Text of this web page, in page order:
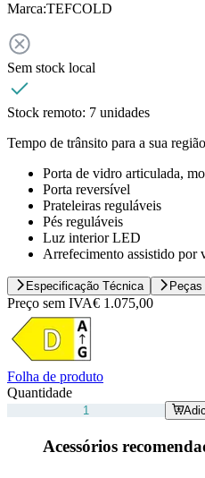
Marca:TEFCOLD
Sem stock local
Stock remoto: 7 unidades
Tempo de trânsito para a sua
Porta de vidro articulada,
Porta reversível
Prateleiras reguláveis
Pés reguláveis
Luz interior LED
Arrefecimento assistido por
Especificação Técnica
Preço sem IVA€ 1.075,00
Folha de produto
Quantidade
Acessórios